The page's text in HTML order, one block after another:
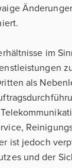
im
als
ist jedoch
und der